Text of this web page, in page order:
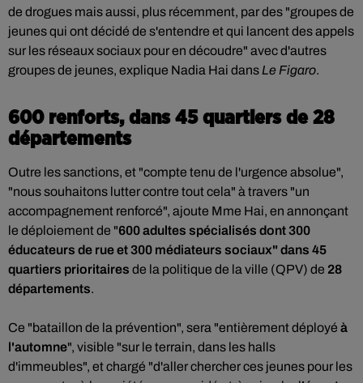
de drogues mais aussi, plus récemment, par des "groupes de
jeunes qui ont décidé de s'entendre et qui lancent des appels
sur les réseaux sociaux pour en découdre" avec d'autres
groupes de jeunes, explique Nadia Hai dans Le Figaro.
600 renforts, dans 45 quartiers de 28
départements
Outre les sanctions, et "compte tenu de l'urgence absolue",
"nous souhaitons lutter contre tout cela" à travers "un
accompagnement renforcé", ajoute Mme Hai, en annonçant
le déploiement de "600 adultes spécialisés dont 300
éducateurs de rue et 300 médiateurs sociaux" dans 45
quartiers prioritaires de la politique de la ville (QPV) de 28
départements.
Ce "bataillon de la prévention", sera "entièrement déployé à
l'automne", visible "sur le terrain, dans les halls
d'immeubles", et chargé "d'aller chercher ces jeunes pour les